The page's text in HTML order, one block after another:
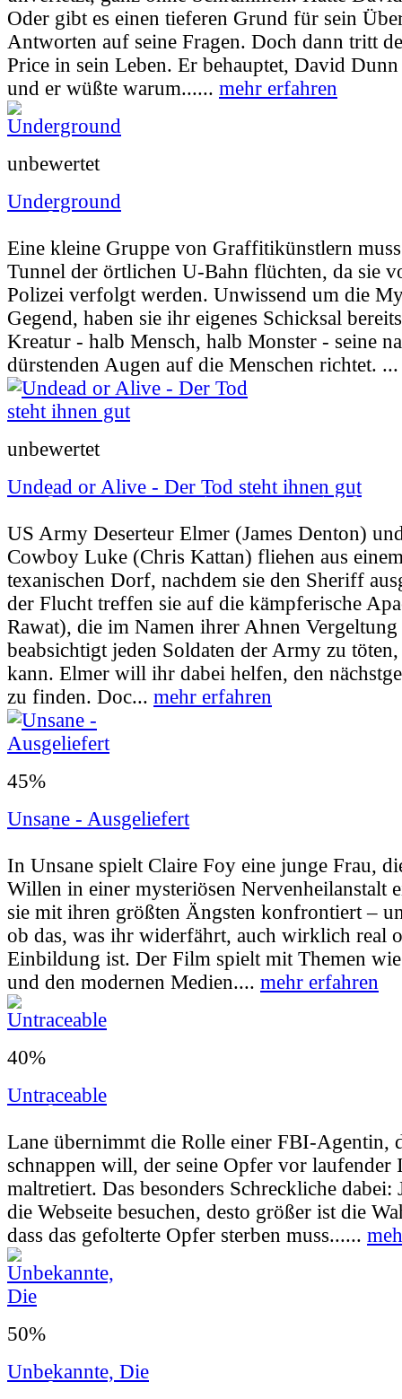
Oder gibt es einen tieferen Grund für sein
Antworten auf seine Fragen. Doch dann tritt
Price in sein Leben. Er behauptet, David
und er wüßte warum...... mehr erfahren
unbewertet
Underground
Userbewertung:
Eine kleine Gruppe von Graffitikünstlern
Tunnel der örtlichen U-Bahn flüchten, da sie
Polizei verfolgt werden. Unwissend um die
Gegend, haben sie ihr eigenes Schicksal
Kreatur - halb Mensch, halb Monster - seine
dürstenden Augen auf die Menschen richtet.
unbewertet
Undead or Alive - Der Tod steht ihnen gut
Userbewertung:35% (27 Stimmen) |Jahr:
US Army Deserteur Elmer (James Denton)
Cowboy Luke (Chris Kattan) fliehen aus
texanischen Dorf, nachdem sie den Sheriff
der Flucht treffen sie auf die kämpferische
Rawat), die im Namen ihrer Ahnen
beabsichtigt jeden Soldaten der Army zu
kann. Elmer will ihr dabei helfen, den
zu finden. Doc... mehr erfahren
45%
Unsane - Ausgeliefert
Userbewertung:55% (93 Stimmen) |
In Unsane spielt Claire Foy eine junge Frau,
Willen in einer mysteriösen Nervenheilanstalt
sie mit ihren größten Ängsten konfrontiert –
ob das, was ihr widerfährt, auch wirklich real
Einbildung ist. Der Film spielt mit Themen
und den modernen Medien.... mehr erfahren
40%
Untraceable
Userbewertung:
Lane übernimmt die Rolle einer FBI-Agentin,
schnappen will, der seine Opfer vor laufender
maltretiert. Das besonders Schreckliche dabei:
die Webseite besuchen, desto größer ist die
dass das gefolterte Opfer sterben muss......
50%
Unbekannte, Die
Userbewertung: